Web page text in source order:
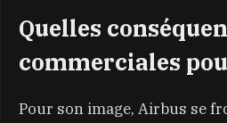
Quelles
commerciales
Pour son image, Airbus se